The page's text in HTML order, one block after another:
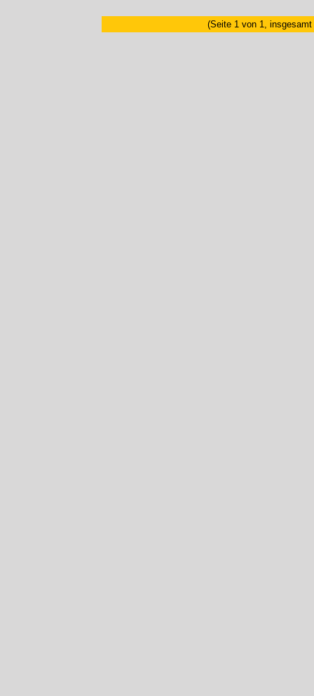
(Seite 1 von 1, insgesamt